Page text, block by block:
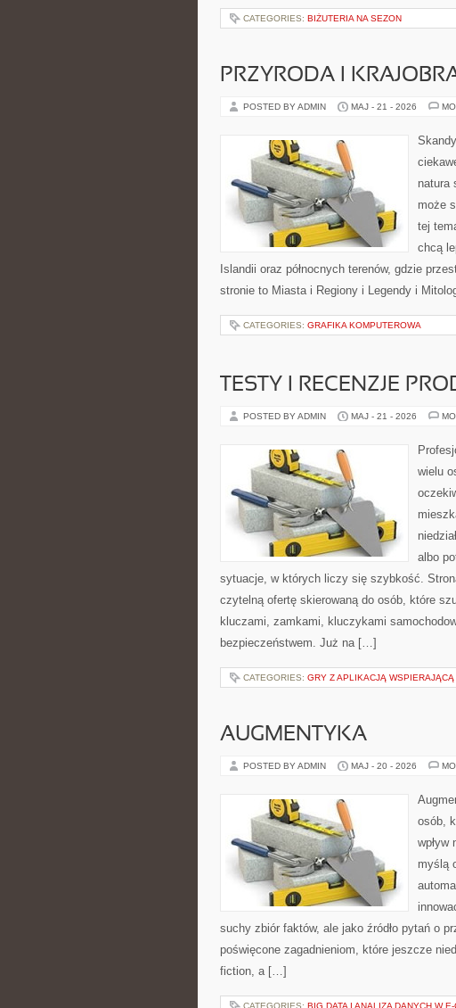
CATEGORIES: BIŻUTERIA NA SEZON
PRZYRODA I
POSTED BY ADMIN MAJ - 21 - 2026
natura
może
tej
chcą
Islandii oraz północnych terenów, gdzie
stronie to Miasta i Regiony i Legendy i
CATEGORIES: GRAFIKA KOMPUTEROWA
TESTY I RECENZJE
POSTED BY ADMIN MAJ - 21 - 2026
wielu
albo
sytuacje, w których liczy się szybkość.
czytelną ofertę skierowaną do osób, które
kluczami, zamkami, kluczykami
bezpieczeństwem. Już na […]
CATEGORIES: GRY Z APLIKACJĄ WSPIERAJĄCĄ
AUGMENTYKA
POSTED BY ADMIN MAJ - 20 - 2026
osób,
wpływ
myślą
suchy zbiór faktów, ale jako źródło pytań o
poświęcone zagadnieniom, które jeszcze
fiction, a […]
CATEGORIES: BIG DATA I ANALIZA DANYCH W